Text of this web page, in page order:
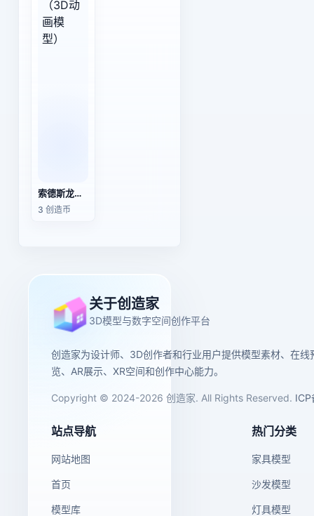
索德斯龙（3D动画模型）
3 创造币
关于创造家
3D模型与数字空间创作平台
创造家为设计师、3D创作者和行业用户提供模型素材、在线
览、AR展示、XR空间和创作中心能力。
Copyright © 2024-2026 创造家. All Rights Reserved. ICP
站点导航
网站地图
首页
模型库
热门分类
家具模型
沙发模型
灯具模型